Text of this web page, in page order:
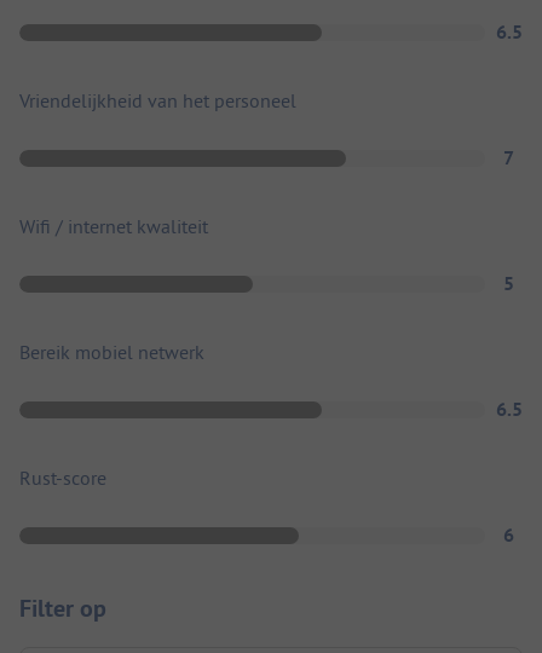
6.5
Vriendelijkheid van het personeel
7
Wifi / internet kwaliteit
5
Bereik mobiel netwerk
6.5
Rust-score
6
Filter op